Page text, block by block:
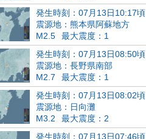
発生時刻：07月13日10:17頃
震源地：熊本県阿蘇地方
M2.5
最大震度：1
発生時刻：07月13日08:50頃
震源地：長野県南部
M2.7
最大震度：1
発生時刻：07月13日08:02頃
震源地：日向灘
M3.2
最大震度：2
発生時刻：07月13日07:46頃